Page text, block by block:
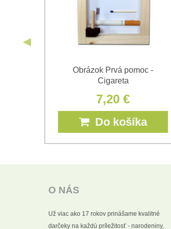
Obrázok Prvá pomoc -
Cigareta
7,20 €
Do košíka
O NÁS
Už viac ako 17 rokov prinášame kvalitné
darčeky na každú príležitosť - narodeniny,